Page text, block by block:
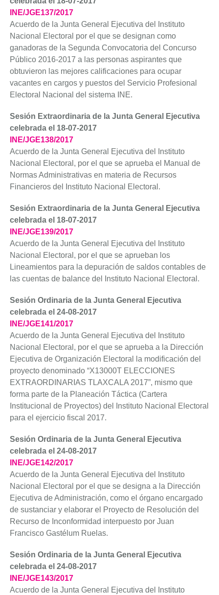
INE/JGE137/2017
Acuerdo de la Junta General Ejecutiva del Instituto
Nacional Electoral por el que se designan como
ganadoras de la Segunda Convocatoria del Concurso
Público 2016-2017 a las personas aspirantes que
obtuvieron las mejores calificaciones para ocupar
vacantes en cargos y puestos del Servicio Profesional
Electoral Nacional del sistema INE.
Sesión Extraordinaria de la Junta General Ejecutiva
celebrada el 18-07-2017
INE/JGE138/2017
Acuerdo de la Junta General Ejecutiva del Instituto
Nacional Electoral, por el que se aprueba el Manual de
Normas Administrativas en materia de Recursos
Financieros del Instituto Nacional Electoral.
Sesión Extraordinaria de la Junta General Ejecutiva
celebrada el 18-07-2017
INE/JGE139/2017
Acuerdo de la Junta General Ejecutiva del Instituto
Nacional Electoral, por el que se aprueban los
Lineamientos para la depuración de saldos contables de
las cuentas de balance del Instituto Nacional Electoral.
Sesión Ordinaria de la Junta General Ejecutiva
celebrada el 24-08-2017
INE/JGE141/2017
Acuerdo de la Junta General Ejecutiva del Instituto
Nacional Electoral, por el que se aprueba a la Dirección
Ejecutiva de Organización Electoral la modificación del
proyecto denominado “X13000T ELECCIONES
EXTRAORDINARIAS TLAXCALA 2017”, mismo que
forma parte de la Planeación Táctica (Cartera
Institucional de Proyectos) del Instituto Nacional Electoral
para el ejercicio fiscal 2017.
Sesión Ordinaria de la Junta General Ejecutiva
celebrada el 24-08-2017
INE/JGE142/2017
Acuerdo de la Junta General Ejecutiva del Instituto
Nacional Electoral por el que se designa a la Dirección
Ejecutiva de Administración, como el órgano encargado
de sustanciar y elaborar el Proyecto de Resolución del
Recurso de Inconformidad interpuesto por Juan
Francisco Gastélum Ruelas.
Sesión Ordinaria de la Junta General Ejecutiva
celebrada el 24-08-2017
INE/JGE143/2017
Acuerdo de la Junta General Ejecutiva del Instituto